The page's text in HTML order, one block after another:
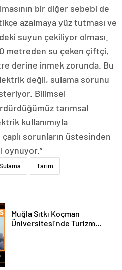
bir diğer sebebi de
azalmaya yüz tutması ve
suyun çekiliyor olması.
metreden su çeken çiftçi,
derine inmek zorunda. Bu
değil, sulama sorunu
Bilimsel
tarımsal
kullanımıyla
sorunların üstesinden
oynuyor.”
Tarım
Muğla Sıtkı Koçman
Üniversitesi’nde Turizm